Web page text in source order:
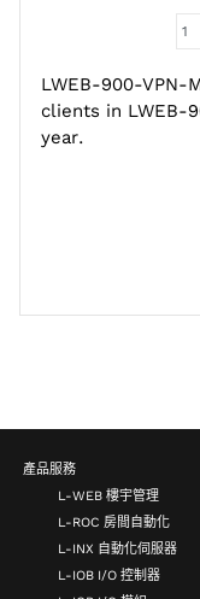
LWEB-900-VPN-
clients in LWEB-
year.
產品服務
L-WEB 樓宇管理
L-ROC 房間自動化
L-INX 自動化伺服器
L-IOB I/O 控制器